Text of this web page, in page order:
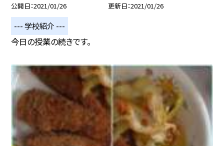
公開日 2021/01/26 更新日 2021/01/26
--- 学校紹介 ---
今日の授業の続きです。